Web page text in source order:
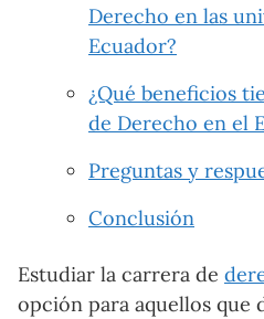
Derecho en las
Ecuador?
¿Qué beneficios
de Derecho en el
Preguntas y
Conclusión
Estudiar la carrera de
opción para aquellos que